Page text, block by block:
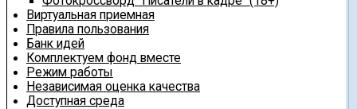
Виртуальная приемная
Правила пользования
Банк идей
Комплектуем фонд вместе
Режим работы
Независимая оценка качества
Доступная среда